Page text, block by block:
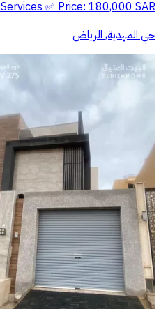
Services ✅ Price: 180,000 SAR ✅
حي المهدية, الرياض